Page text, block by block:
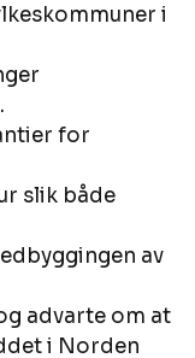
i
for
slik både
av
advarte om at
i Norden